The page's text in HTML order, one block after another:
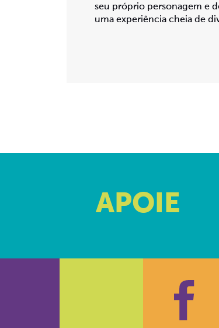
seu próprio personagem e
uma experiência cheia de
APOIE